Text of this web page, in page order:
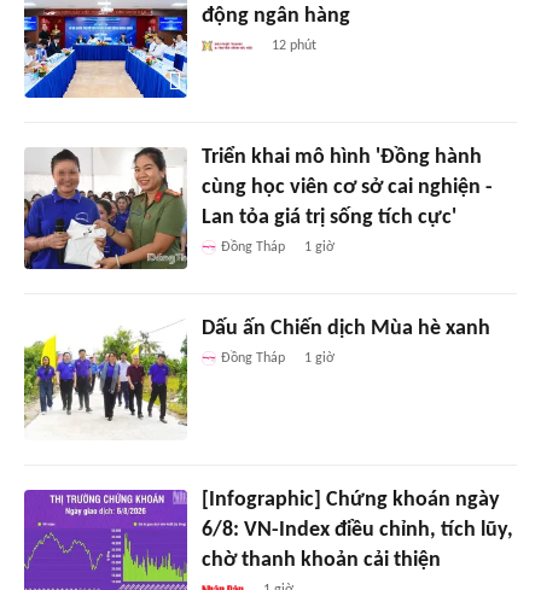
động ngân hàng
12 phút
Triển khai mô hình 'Đồng hành
cùng học viên cơ sở cai nghiện -
Lan tỏa giá trị sống tích cực'
Đồng Tháp 1 giờ
Dấu ấn Chiến dịch Mùa hè xanh
Đồng Tháp 1 giờ
[Infographic] Chứng khoán ngày
6/8: VN-Index điều chỉnh, tích lũy,
chờ thanh khoản cải thiện